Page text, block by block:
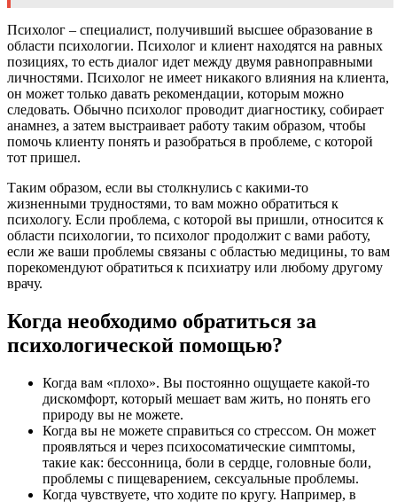
Психолог – специалист, получивший высшее образование в
области психологии. Психолог и клиент находятся на равных
позициях, то есть диалог идет между двумя равноправными
личностями. Психолог не имеет никакого влияния на клиента,
он может только давать рекомендации, которым можно
следовать. Обычно психолог проводит диагностику, собирает
анамнез, а затем выстраивает работу таким образом, чтобы
помочь клиенту понять и разобраться в проблеме, с которой
тот пришел.
Таким образом, если вы столкнулись с какими-то
жизненными трудностями, то вам можно обратиться к
психологу. Если проблема, с которой вы пришли, относится к
области психологии, то психолог продолжит с вами работу,
если же ваши проблемы связаны с областью медицины, то вам
порекомендуют обратиться к психиатру или любому другому
врачу.
Когда необходимо обратиться за
психологической помощью?
Когда вам «плохо». Вы постоянно ощущаете какой-то
дискомфорт, который мешает вам жить, но понять его
природу вы не можете.
Когда вы не можете справиться со стрессом. Он может
проявляться и через психосоматические симптомы,
такие как: бессонница, боли в сердце, головные боли,
проблемы с пищеварением, сексуальные проблемы.
Когда чувствуете, что ходите по кругу. Например, в